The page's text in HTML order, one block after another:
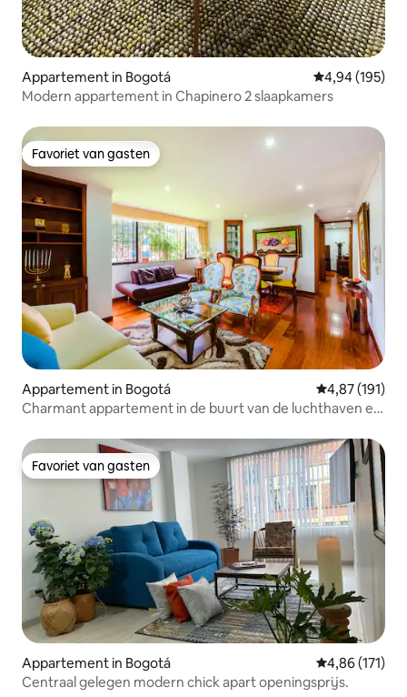
Appartement in Bogotá Gemiddelde
4,94 (195)
Modern appartement in Chapinero 2 slaapkamers
Favoriet van gasten
Favoriet van gasten
Appartement in Bogotá Gemiddelde
4,87 (191)
Charmant appartement in de buurt van de luchthaven en
Favoriet van gasten
Favoriet van gasten
Appartement in Bogotá Gemiddelde
4,86 (171)
Centraal gelegen modern chick apart openingsprijs.